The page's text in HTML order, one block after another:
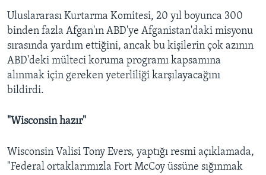
Uluslararası Kurtarma Komitesi, 20 yıl boyunca 300
binden fazla Afgan'ın ABD'ye Afganistan'daki misyonu
sırasında yardım ettiğini, ancak bu kişilerin çok azının
ABD'deki mülteci koruma programı kapsamına
alınmak için gereken yeterliliği karşılayacağını
bildirdi.
"Wisconsin hazır"
Wisconsin Valisi Tony Evers, yaptığı resmi açıklamada,
"Federal ortaklarımızla Fort McCoy üssüne sığınmak